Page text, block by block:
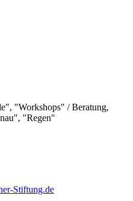
"Workshops" / Beratung,
"Regen"
Stiftung.de